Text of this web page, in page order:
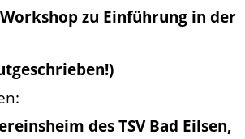
zu Einführung in der
des TSV Bad Eilsen,